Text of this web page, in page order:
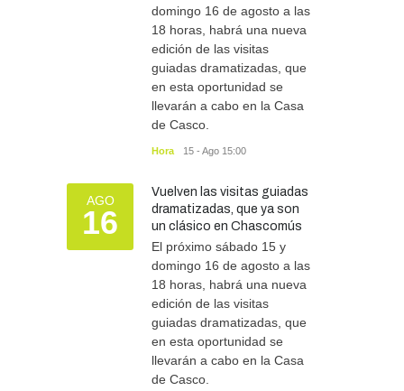
domingo 16 de agosto a las
18 horas, habrá una nueva
edición de las visitas
guiadas dramatizadas, que
en esta oportunidad se
llevarán a cabo en la Casa
de Casco.
Hora 15 - Ago 15:00
AGO
16
Vuelven las visitas guiadas
dramatizadas, que ya son
un clásico en Chascomús
El próximo sábado 15 y
domingo 16 de agosto a las
18 horas, habrá una nueva
edición de las visitas
guiadas dramatizadas, que
en esta oportunidad se
llevarán a cabo en la Casa
de Casco.